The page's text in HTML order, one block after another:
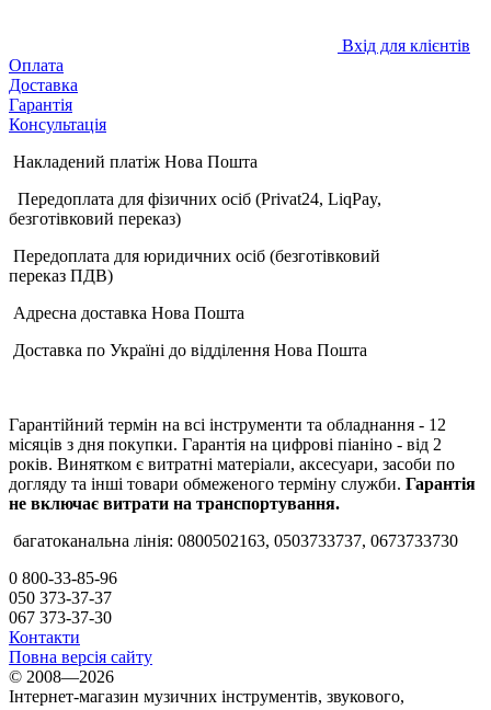
Вхід для клієнтів
Оплата
Доставка
Гарантія
Консультація
Накладений платіж Нова Пошта
Передоплата для фізичних осіб (Privat24, LiqPay,
безготівковий переказ)
Передоплата для юридичних осіб (безготівковий
переказ ПДВ)
Адресна доставка Нова Пошта
Доставка по Україні до відділення Нова Пошта
Гарантійний термін на всі інструменти та обладнання - 12
місяців з дня покупки. Гарантія на цифрові піаніно - від 2
років. Винятком є витратні матеріали, аксесуари, засоби по
догляду та інші товари обмеженого терміну служби. Гарантія
не включає витрати на транспортування.
багатоканальна лінія: 0800502163, 0503733737, 0673733730
0 800-33-85-96
050 373-37-37
067 373-37-30
Контакти
Повна версія сайту
© 2008—2026
Інтернет-магазин музичних інструментів, звукового,